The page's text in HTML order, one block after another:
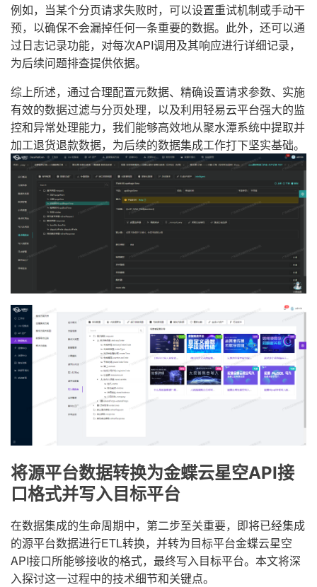
例如，当某个分页请求失败时，可以设置重试机制或手动干
预，以确保不会漏掉任何一条重要的数据。此外，还可以通
过日志记录功能，对每次API调用及其响应进行详细记录，
为后续问题排查提供依据。
综上所述，通过合理配置元数据、精确设置请求参数、实施
有效的数据过滤与分页处理，以及利用轻易云平台强大的监
控和异常处理能力，我们能够高效地从聚水潭系统中提取并
加工退货退款数据，为后续的数据集成工作打下坚实基础。
将源平台数据转换为金蝶云星空API接
口格式并写入目标平台
在数据集成的生命周期中，第二步至关重要，即将已经集成
的源平台数据进行ETL转换，并转为目标平台金蝶云星空
API接口所能够接收的格式，最终写入目标平台。本文将深
入探讨这一过程中的技术细节和关键点。